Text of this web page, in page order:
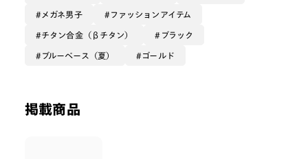
オン＆オフ使えるメガネをお探しの方、
ウェリントンタイプがお好きな方に、
おすすめです！
- Waka-
メガネ男子 ファッションアイテム
チタン合金（βチタン） ブラック
ブルーベース（夏） ゴールド
掲載商品